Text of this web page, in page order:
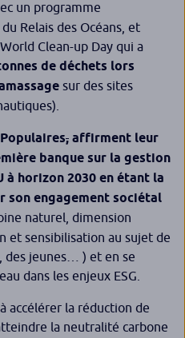
un programme
Relais des Océans, et
Clean-up Day qui a
de déchets lors
sur des sites
, affirment leur
banque sur la gestion
à horizon 2030 en étant la
son engagement sociétal
naturel, dimension
et sensibilisation au sujet de
des jeunes… ) et en se
dans les enjeux ESG.
accélérer la réduction de
la neutralité carbone